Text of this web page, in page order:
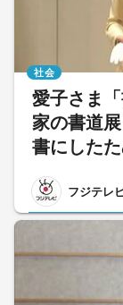
愛子さま
家の書道
書にした
フジテレ
社会